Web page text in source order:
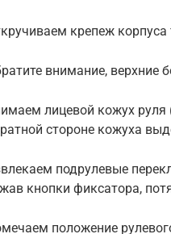
крепеж
внимание, верхние
лицевой кожух руля
стороне кожуха
подрулевые
кнопки фиксатора,
положение